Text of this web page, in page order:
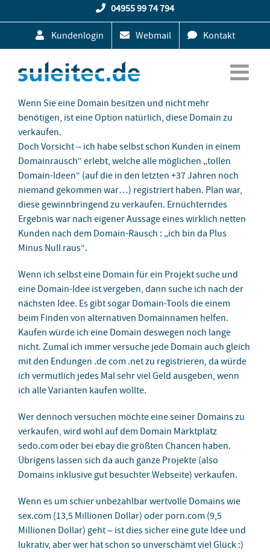
Inhalt
04955 99 74 794
Kundenlogin Webmail Kontakt
Wenn Sie eine Domain besitzen und nicht mehr
benötigen, ist eine Option natürlich, diese Domain zu
verkaufen.
Doch Vorsicht – ich habe selbst schon Kunden in einem
Domainrausch“ erlebt, welche alle möglichen „tollen
Domain-Ideen“ (auf die in den letzten +37 Jahren noch
niemand gekommen war…) registriert haben. Plan war,
diese gewinnbringend zu verkaufen. Ernüchterndes
Ergebnis war nach eigener Aussage eines wirklich netten
Kunden nach dem Domain-Rausch : „ich bin da Plus
Minus Null raus“.
Wenn ich selbst eine Domain für ein Projekt suche und
eine Domain-Idee ist vergeben, dann suche ich nach der
nächsten Idee. Es gibt sogar Domain-Tools die einem
beim Finden von alternativen Domainnamen helfen.
Kaufen würde ich eine Domain deswegen noch lange
nicht. Zumal ich immer versuche jede Domain auch gleich
mit den Endungen .de com .net zu registrieren, da würde
ich vermutlich jedes Mal sehr viel Geld ausgeben, wenn
ich alle Varianten kaufen wollte.
Wer dennoch versuchen möchte eine seiner Domains zu
verkaufen, wird wohl auf dem Domain Marktplatz
sedo.com oder bei ebay die größten Chancen haben.
Übrigens lassen sich da auch ganze Projekte (also
Domains inklusive gut besuchter Webseite) verkaufen.
Wenn es um schier unbezahlbar wertvolle Domains wie
sex.com (13,5 Millionen Dollar) oder porn.com (9,5
Millionen Dollar) geht – ist dies sicher eine gute Idee und
lukrativ, aber wer hat schon so unverschämt viel Glück :)